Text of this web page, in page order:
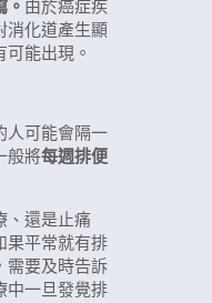
。 由於癌症疾
消化道產生顯
能出現。
人可能會隔一
般將每週排便
、還是止痛
果平常就有排
需要及時告訴
中一旦發覺排